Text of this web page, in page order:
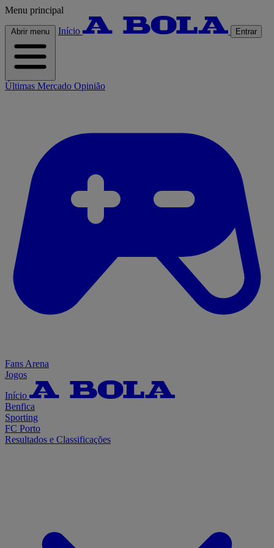
Menu principal
Abrir menu Início Entrar
Últimas Mercado Opinião
Fans Arena
Jogos
Início
Benfica
Sporting
FC Porto
Resultados e Classificações